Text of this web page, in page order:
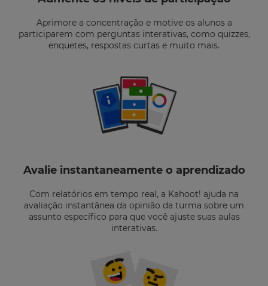
Aprimore a concentração e motive os alunos a
participarem com perguntas interativas, como quizzes,
enquetes, respostas curtas e muito mais.
Avalie instantaneamente o aprendizado
Com relatórios em tempo real, a Kahoot! ajuda na
avaliação instantânea da opinião da turma sobre um
assunto específico para que você ajuste suas aulas
interativas.